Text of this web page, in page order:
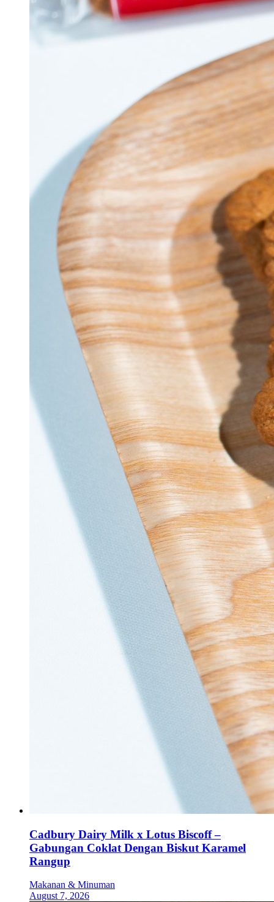
Cadbury Dairy Milk x Lotus Biscoff –
Gabungan Coklat Dengan Biskut Karamel
Rangup
Makanan & Minuman
August 7, 2026